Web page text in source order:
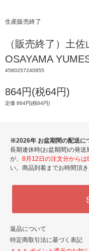
生産販売終了
（販売終了）土
OSAYAMA
4580257240955
864円(税64円)
定価 864円(税64円)
※2026年 お盆期間の配送に
長期連休時(お盆期間)の発
が、 8月12日の注文分から
い。商品到着までお時間頂
返品について
特定商取引法に基づく表記